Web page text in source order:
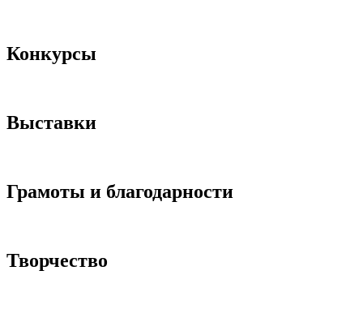
Конкурсы
Выставки
Грамоты и благодарности
Творчество